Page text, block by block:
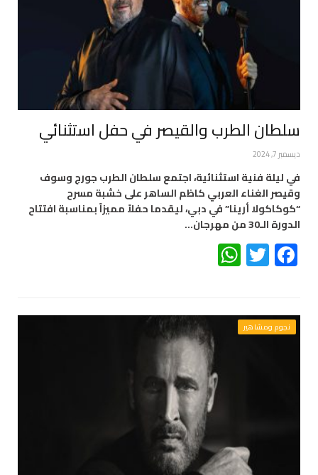
سلطان الطرب والقيصر في حفل استثنائي
ديسمبر 7, 2024
في ليلة فنية استثنائية، اجتمع سلطان الطرب جورج وسوف
وقيصر الغناء العربي كاظم الساهر على خشبة مسرح
“كوكاكولا أرينا” في دبي، ليقدما حفلاً مميزاً بمناسبة افتتاح
الدورة الـ30 من مهرجان…
Facebook
Twitter
نجوم ومشاهير